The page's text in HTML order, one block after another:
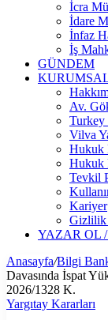
İcra
İdare
İnfaz
İş
GÜNDEM
Av.
Vilva
Hukuk
Hukuk
Tevkil
Kariyer
Gizlilik
YAZAR OL
Anasayfa/Bilgi
Davasında İspat
2026/1328 K.
Yargıtay Kararları